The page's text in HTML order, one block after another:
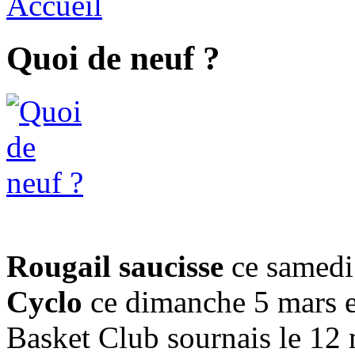
Quoi de neuf ?
Rougail saucisse ce
Cyclo ce dimanche 5 mars
Basket Club sournais le 12